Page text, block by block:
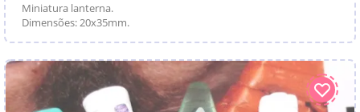
Miniatura lanterna.
Dimensões: 20x35mm.